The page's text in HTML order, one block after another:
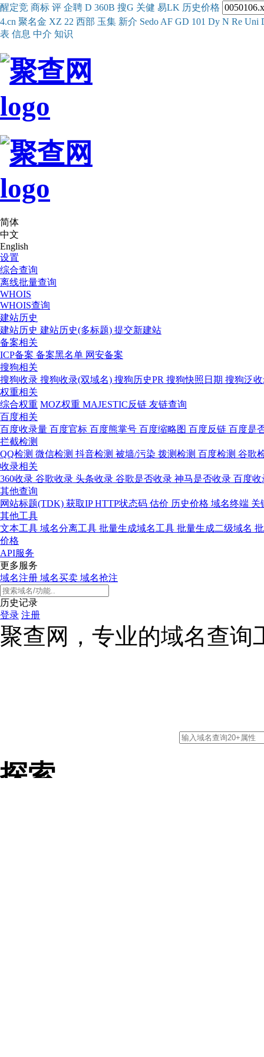
醒定竞 商标 评 企聘 D 360B 搜G 关健 易LK 历史价格
4.cn 聚名金 XZ 22 西部 玉集 新介 Sedo AF GD 101 Dy N Re Uni
表 信息 中介 知识